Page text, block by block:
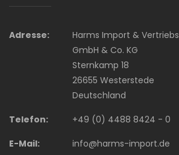
Adresse:
Harms Import & Vertriebs
GmbH & Co. KG
Sternkamp 18
26655 Westerstede
Deutschland
Telefon:
+49 (0) 4488 8424 - 0
E-Mail:
info@harms-import.de